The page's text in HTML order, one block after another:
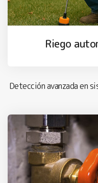
Riego
Detección avanzada en